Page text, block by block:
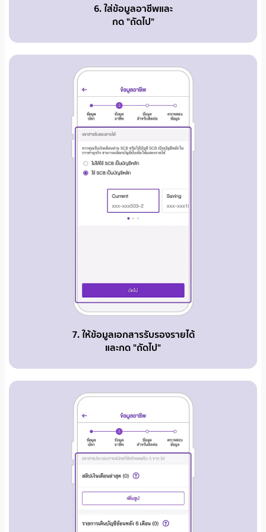
6. ใส่ข้อมูลอาชีพและ
กด "ถัดไป"
7. ให้ข้อมูลเอกสารรับรองรายได้
และกด "ถัดไป"